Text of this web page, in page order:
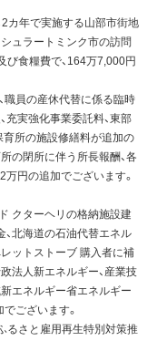
2カ年で実施する山部市街地
ュラートミンク市の訪問
び食糧費で、164万7,000円
職員の産休代替に係る臨時
充実強化事業委託料、東部
育所の施設修繕料が追加の
の閉所に伴う所長報酬、各
円の追加でございます。
クターヘリの格納施設建
北海道の石油代替エネル
ットストーブ 購入者に補
法人新エネルギー、産業技
エネルギー省エネルギー
ございます。
るさと雇用再生特別対策推